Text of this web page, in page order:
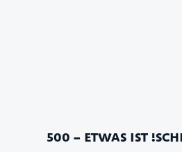
500 – ETWAS IST